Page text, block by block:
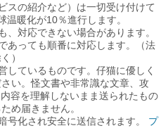
スの紹介など）は一切受け付けて
暖化が10％進行します。
対応できない場合があります。
あっても順番に対応します。（法
）
しているものです。仔猫に優しく
い。怪文書や非常識な文章、攻
容を理解しないまま送られたもの
め届きません。
号化され安全に送信されます。 プ